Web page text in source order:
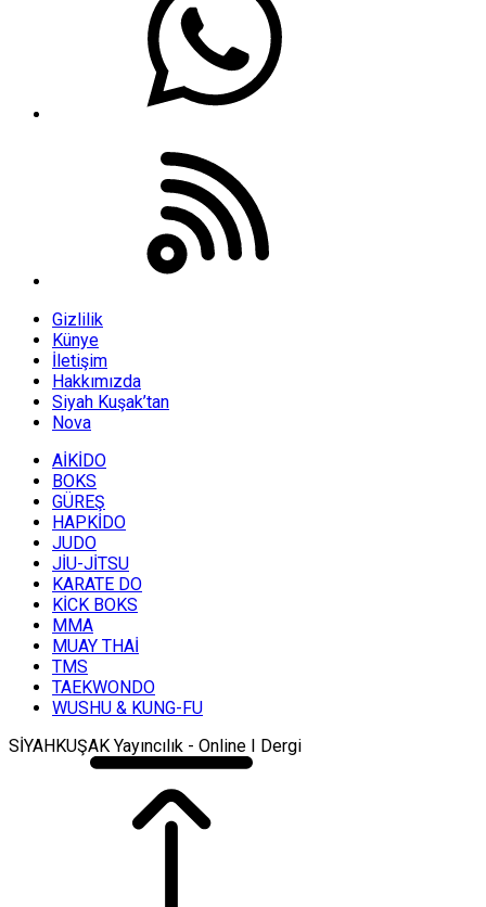
Gizlilik
Künye
İletişim
Hakkımızda
Siyah Kuşak’tan
Nova
AİKİDO
BOKS
GÜREŞ
HAPKİDO
JUDO
JİU-JİTSU
KARATE DO
KİCK BOKS
MMA
MUAY THAİ
TMS
TAEKWONDO
WUSHU & KUNG-FU
SİYAHKUŞAK Yayıncılık - Online I Dergi